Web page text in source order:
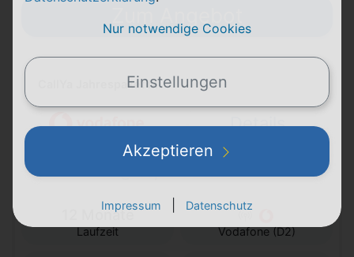
CallYa Jahrespaket M
Details
12 Monate
Laufzeit Vodafone (D2)
Nur notwendige Cookies
Einstellungen
Akzeptieren
Impressum Datenschutz